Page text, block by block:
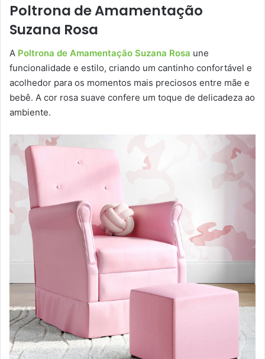
Poltrona de Amamentação
Suzana Rosa
A Poltrona de Amamentação Suzana Rosa une
funcionalidade e estilo, criando um cantinho confortável e
acolhedor para os momentos mais preciosos entre mãe e
bebê. A cor rosa suave confere um toque de delicadeza ao
ambiente.